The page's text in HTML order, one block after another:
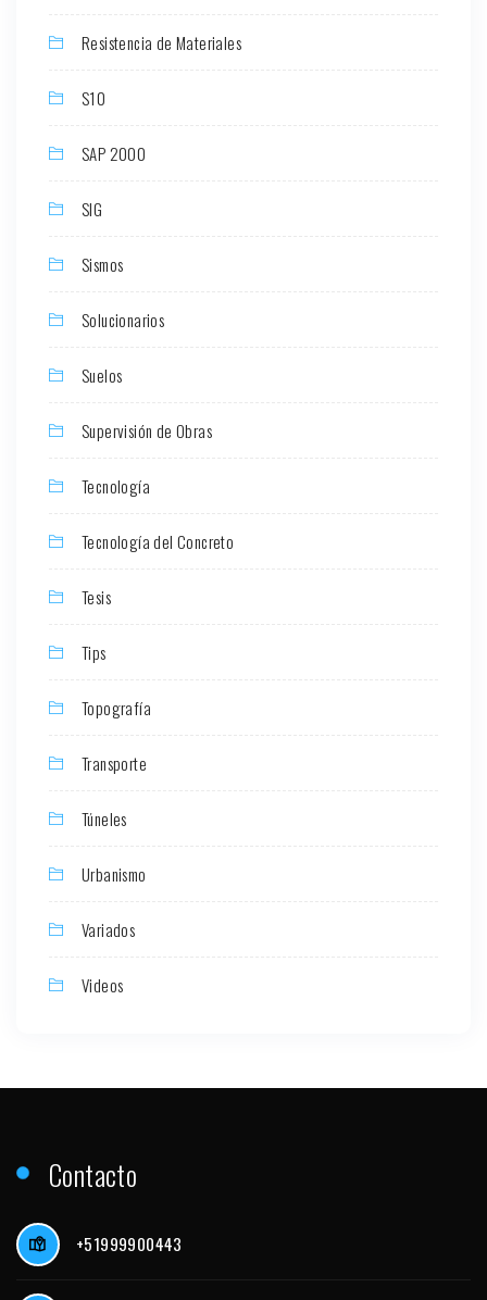
Resistencia de Materiales
S10
SAP 2000
SIG
Sismos
Solucionarios
Suelos
Supervisión de Obras
Tecnología
Tecnología del Concreto
Tesis
Tips
Topografía
Transporte
Túneles
Urbanismo
Variados
Videos
Contacto
+51999900443